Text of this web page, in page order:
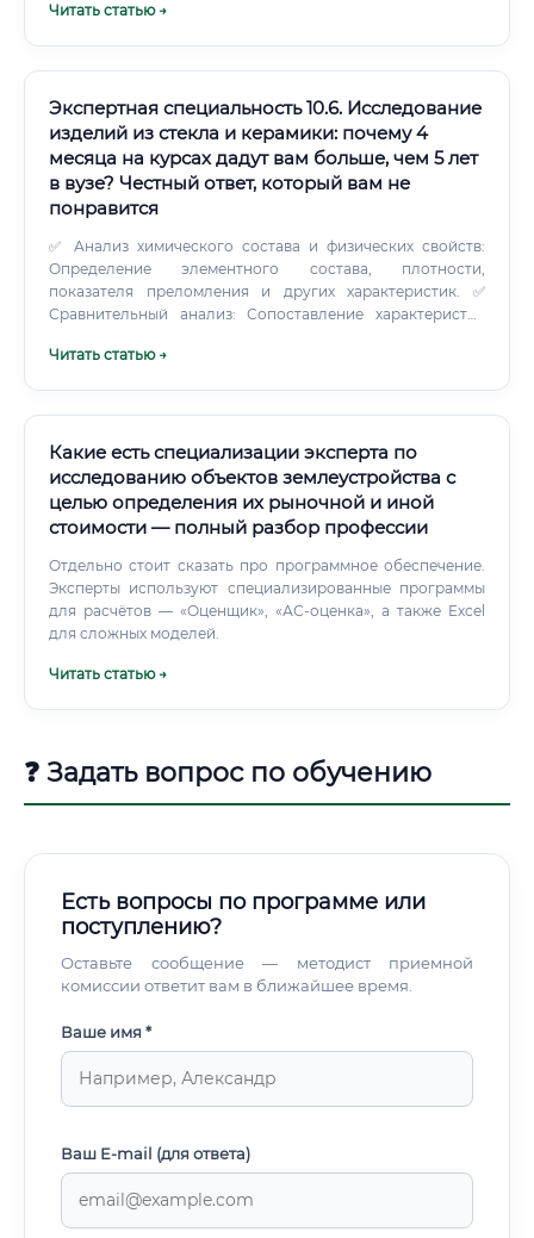
Читать статью →
Экспертная специальность 10.6. Исследование
изделий из стекла и керамики: почему 4
месяца на курсах дадут вам больше, чем 5 лет
в вузе? Честный ответ, который вам не
понравится
✅ Анализ химического состава и физических свойств:
Определение элементного состава, плотности,
показателя преломления и других характеристик. ✅
Сравнительный анализ: Сопоставление характеристик
преступления и образца от подозреваемого источника).
Читать статью →
Какие есть специализации эксперта по
исследованию объектов землеустройства с
целью определения их рыночной и иной
стоимости — полный разбор профессии
Отдельно стоит сказать про программное обеспечение.
Эксперты используют специализированные программы
для расчётов — «Оценщик», «АС-оценка», а также Excel
для сложных моделей.
Читать статью →
❓ Задать вопрос по обучению
Есть вопросы по программе или
поступлению?
Оставьте сообщение — методист приемной
комиссии ответит вам в ближайшее время.
Ваше имя *
Ваш E-mail (для ответа)